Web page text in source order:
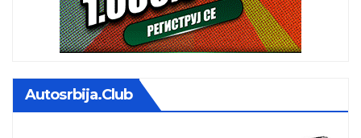
Autosrbija.club